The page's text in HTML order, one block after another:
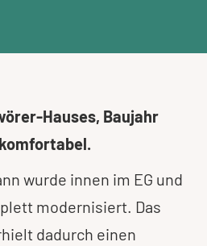
Hauses, Baujahr
wurde innen im EG und
modernisiert. Das
dadurch einen